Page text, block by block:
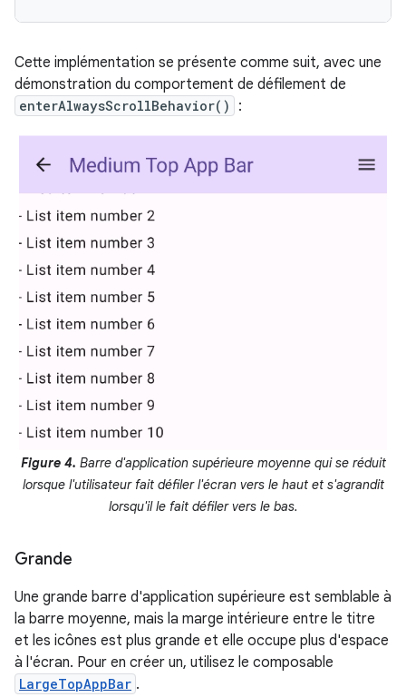
Cette implémentation se présente comme suit, avec une
démonstration du comportement de défilement de
enterAlwaysScrollBehavior() :
Figure 4. Barre d'application supérieure moyenne qui se réduit
lorsque l'utilisateur fait défiler l'écran vers le haut et s'agrandit
lorsqu'il le fait défiler vers le bas.
Grande
Une grande barre d'application supérieure est semblable à
la barre moyenne, mais la marge intérieure entre le titre
et les icônes est plus grande et elle occupe plus d'espace
à l'écran. Pour en créer un, utilisez le composable
LargeTopAppBar .